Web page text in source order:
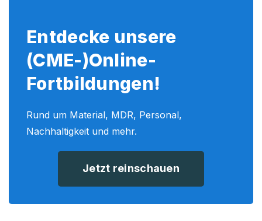
Entdecke unsere
(CME-)Online-
Fortbildungen!
Rund um Material, MDR, Personal,
Nachhaltigkeit und mehr.
Jetzt reinschauen